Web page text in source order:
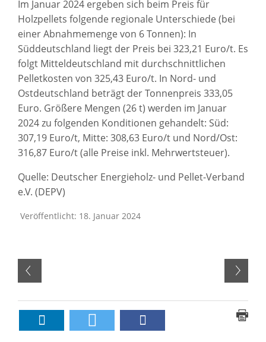
Im Januar 2024 ergeben sich beim Preis für
Holzpellets folgende regionale Unterschiede (bei
einer Abnahmemenge von 6 Tonnen): In
Süddeutschland liegt der Preis bei 323,21 Euro/t. Es
folgt Mitteldeutschland mit durchschnittlichen
Pelletkosten von 325,43 Euro/t. In Nord- und
Ostdeutschland beträgt der Tonnenpreis 333,05
Euro. Größere Mengen (26 t) werden im Januar
2024 zu folgenden Konditionen gehandelt: Süd:
307,19 Euro/t, Mitte: 308,63 Euro/t und Nord/Ost:
316,87 Euro/t (alle Preise inkl. Mehrwertsteuer).
Quelle: Deutscher Energieholz- und Pellet-Verband
e.V. (DEPV)
Veröffentlicht: 18. Januar 2024